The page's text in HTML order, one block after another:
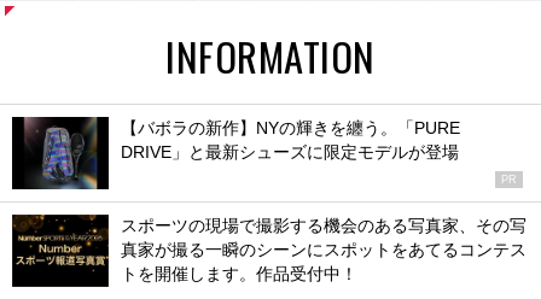
INFORMATION
【バボラの新作】NYの輝きを纏う。「PURE
DRIVE」と最新シューズに限定モデルが登場
PR
スポーツの現場で撮影する機会のある写真家、その写
真家が撮る一瞬のシーンにスポットをあてるコンテス
トを開催します。作品受付中！